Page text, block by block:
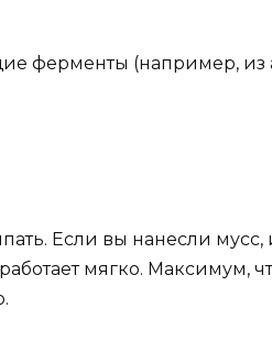
ферменты (например,
Если вы нанесли мусс,
мягко.